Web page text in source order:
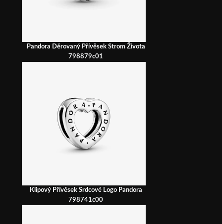
Pandora Děrovaný Přívěsek Strom Života
798879c01
Klipový Přívěsek Srdcové Logo Pandora
798741c00